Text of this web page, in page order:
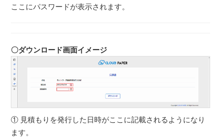
ここにパスワードが表示されます。
〇ダウンロード画面イメージ
① 見積もりを発行した日時がここに記載されるようになり
ます。